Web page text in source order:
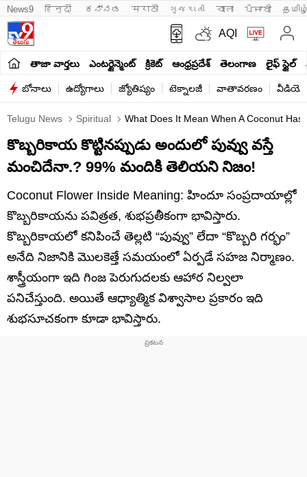
News9 हिन्दी ಕನ್ನಡ मराठी ગુજરાતી বাংলা ਪੰਜਾਬੀ
AQI
తాజా వార్తలు ఎంటర్టైన్మెంట్ క్రికెట్ ఆంధ్రప్రదేశ్ తెలంగాణ లైఫ్ స్టైల్
బోనాలు ఉద్యోగాలు జ్యోతిష్యం టెక్నాలజీ వాతావరణం
Telugu News Spiritual What Does It Mean When A Coconut
కొబ్బరికాయ కొట్టినప్పుడు అందులో పువ్వు వస్తే
మంచిదేనా.? 99% మందికి తెలియని నిజం!
Coconut Flower Inside Meaning: హిందూ సంప్రదాయాల్లో
కొబ్బరికాయను పవిత్రత, శుభప్రతీకంగా భావిస్తారు.
కొబ్బరికాయలో కనిపించే తెల్లటి “పువ్వు” లేదా “కొబ్బరి గర్భం”
అనేది నిజానికి మొలకెత్తే సమయంలో ఏర్పడే సహజ నిర్మాణం.
శాస్త్రీయంగా ఇది గింజ పెరుగుదలకు ఆహార నిల్వలా
పనిచేస్తుంది. అయితే ఆధ్యాత్మిక విశ్వాసాల ప్రకారం ఇది
శుభసూచకంగా కూడా భావిస్తారు.